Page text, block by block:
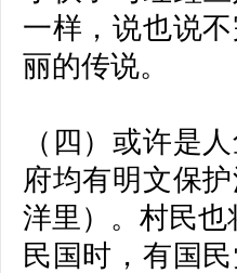
一样，说也说
丽的传说。
（四）或许是
府均有明文保
洋里）。村民
民国时，有国